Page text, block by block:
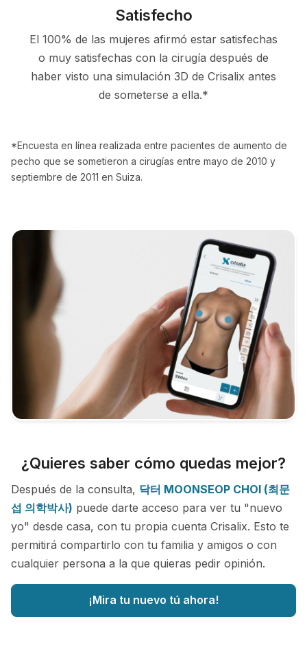
Satisfecho
El 100% de las mujeres afirmó estar satisfechas
o muy satisfechas con la cirugía después de
haber visto una simulación 3D de Crisalix antes
de someterse a ella.*
*Encuesta en línea realizada entre pacientes de aumento de
pecho que se sometieron a cirugías entre mayo de 2010 y
septiembre de 2011 en Suiza.
¿Quieres saber cómo quedas mejor?
Después de la consulta, 닥터 MOONSEOP CHOI (최문
섭 의학박사) puede darte acceso para ver tu "nuevo
yo" desde casa, con tu propia cuenta Crisalix. Esto te
permitirá compartirlo con tu familia y amigos o con
cualquier persona a la que quieras pedir opinión.
¡Mira tu nuevo tú ahora!